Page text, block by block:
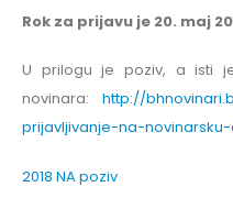
Rok za prijavu je 20. maj
U prilogu je poziv, a isti
novinara: http://
prijavljivanje-na-
2018 NA poziv